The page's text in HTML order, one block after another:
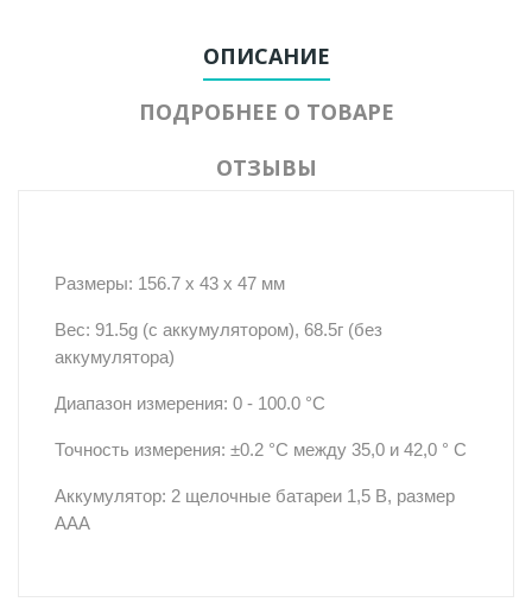
ОПИСАНИЕ
ПОДРОБНЕЕ О ТОВАРЕ
ОТЗЫВЫ
Размеры: 156.7 x 43 x 47 мм
Вес: 91.5g (с аккумулятором), 68.5г (без
аккумулятора)
Диапазон измерения: 0 - 100.0 °C
Точность измерения: ±0.2 °C между 35,0 и 42,0 ° C
Аккумулятор: 2 щелочные батареи 1,5 В, размер
AAA